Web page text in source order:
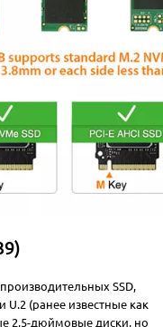
SSD,
(ранее известные как
2,5-дюймовые диски, но